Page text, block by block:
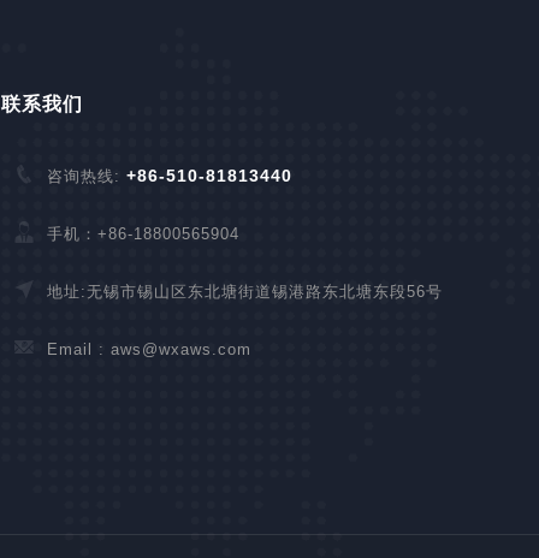
联系我们
咨询热线: +86-510-81813440
手机：+86-18800565904
地址:无锡市锡山区东北塘街道锡港路东北塘东段56号
Email : aws@wxaws.com